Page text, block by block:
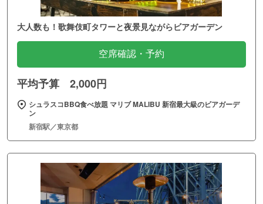
大人数も！歌舞伎町タワーと夜景見ながらビアガーデン
空席確認・予約
平均予算 2,000円
シュラスコBBQ食べ放題 マリブ MALIBU 新宿最大級のビアガーデ
ン
新宿駅／東京都